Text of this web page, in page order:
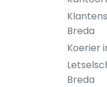
Breda
Koerier
Breda